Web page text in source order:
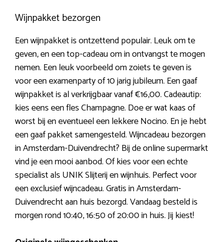
Wijnpakket bezorgen
Een wijnpakket is ontzettend populair. Leuk om te
geven, en een top-cadeau om in ontvangst te mogen
nemen. Een leuk voorbeeld om zoiets te geven is
voor een examenparty of 10 jarig jubileum. Een gaaf
wijnpakket is al verkrijgbaar vanaf €16,00. Cadeautip:
kies eens een fles Champagne. Doe er wat kaas of
worst bij en eventueel een lekkere Nocino. En je hebt
een gaaf pakket samengesteld. Wijncadeau bezorgen
in Amsterdam-Duivendrecht? Bij de online supermarkt
vind je een mooi aanbod. Of kies voor een echte
specialist als UNIK Slijterij en wijnhuis. Perfect voor
een exclusief wijncadeau. Gratis in Amsterdam-
Duivendrecht aan huis bezorgd. Vandaag besteld is
morgen rond 10:40, 16:50 of 20:00 in huis. Jij kiest!